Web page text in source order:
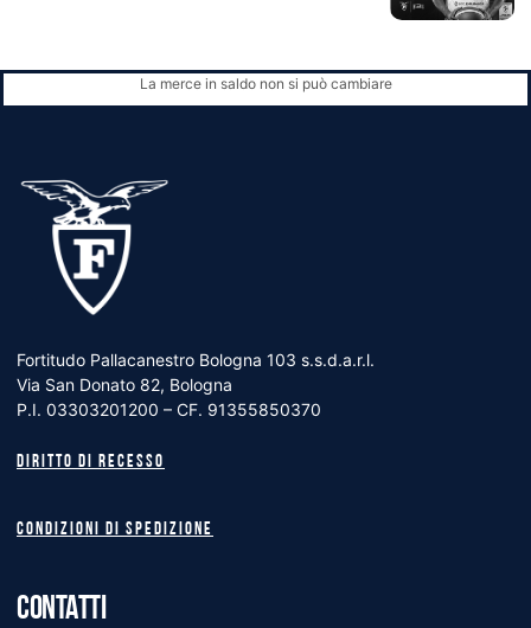
La merce in saldo non si può cambiare
Fortitudo Pallacanestro Bologna 103 s.s.d.a.r.l.
Via San Donato 82, Bologna
P.I. 03303201200 – CF. 91355850370
Diritto di recesso
Condizioni di spedizione
CONTATTI